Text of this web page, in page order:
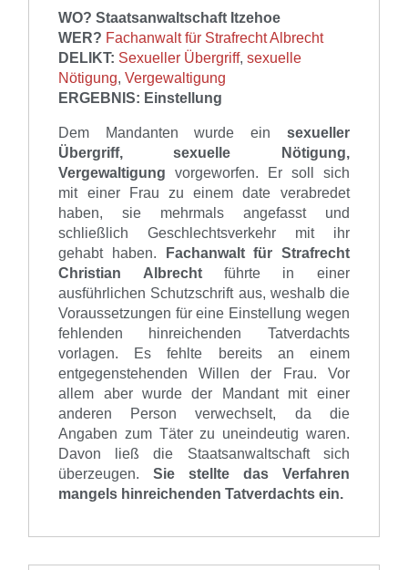
WO? Staatsanwaltschaft Itzehoe
WER? Fachanwalt für Strafrecht Albrecht
DELIKT: Sexueller Übergriff,sexuelle
Nötigung,Vergewaltigung
ERGEBNIS: Einstellung
Dem Mandanten wurdeein sexueller
Übergriff, sexuelle Nötigung,
Vergewaltigung
vorgeworfen. Er soll sich
mit einer Frau zu einem date verabredet
haben, sie mehrmals angefasst und
schließlich Geschlechtsverkehr mit ihr
gehabt haben.
Fachanwalt für Strafrecht
Christian Albrecht
führte in einer
ausführlichen Schutzschrift aus, weshalb die
Voraussetzungen für eine Einstellung wegen
fehlenden hinreichenden Tatverdachts
vorlagen.
Es fehlte bereits an einem
entgegenstehenden Willen der Frau. Vor
allem aber wurde der Mandant mit einer
anderen Person verwechselt, da die
Angaben zum Täter zu uneindeutig waren.
Davon ließ die Staatsanwaltschaftsich
überzeugen.Sie stellte das Verfahren
mangels hinreichenden Tatverdachts ein.